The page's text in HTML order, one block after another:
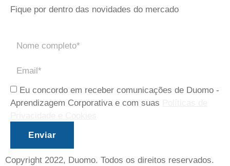
Fique por dentro das novidades do mercado
Eu concordo em receber comunicações de Duomo -
Aprendizagem Corporativa e com suas
Enviar
Copyright 2022, Duomo. Todos os direitos reservados.